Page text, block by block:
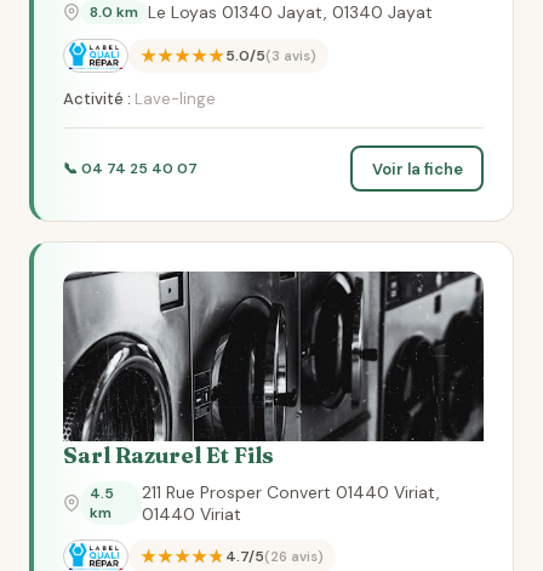
8.0 km Le Loyas 01340 Jayat, 01340 Jayat
★★★★★5.0/5(3 avis)
Activité : Lave-linge
📞 04 74 25 40 07 Voir la fiche
Sarl Razurel Et Fils
4.5
km
211 Rue Prosper Convert 01440 Viriat,
01440 Viriat
★★★★★4.7/5(26 avis)